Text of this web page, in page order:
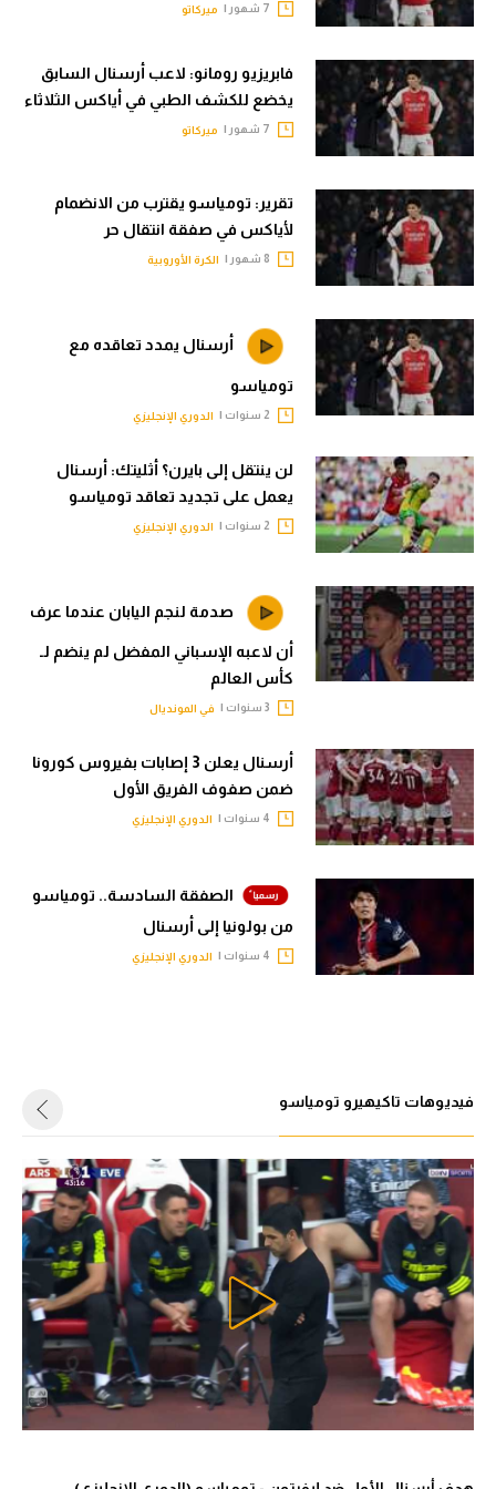
الوطن العربي
في المونديال
رياضة نسائية
آسيا
أمريكا
ركن الألعاب
أقسام خاصة
Gamers
ميركاتو
تقرير في الجول
تحليل في الجول
كويز في الجول
فيديو في الجول
ميركاتو
فابريزيو رومانو: لاعب أرسنال السابق
يخضع للكشف الطبي في أياكس الثلاثاء
ميركاتو
تقرير: تومياسو يقترب من الانضمام
لأياكس في صفقة انتقال حر
الكرة الأوروبية
أرسنال يمدد تعاقده مع
تومياسو
الدوري الإنجليزي
لن ينتقل إلى بايرن؟ أثليتك: أرسنال
يعمل على تجديد تعاقد تومياسو
الدوري الإنجليزي
صدمة لنجم اليابان عندما عرف
أن لاعبه الإسباني المفضل لم ينضم لـ
كأس العالم
في المونديال
أرسنال يعلن 3 إصابات بفيروس كورونا
ضمن صفوف الفريق الأول
الدوري الإنجليزي
الصفقة السادسة.. تومياسو
من بولونيا إلى أرسنال
الدوري الإنجليزي
فيديوهات تاكيهيرو تومياسو